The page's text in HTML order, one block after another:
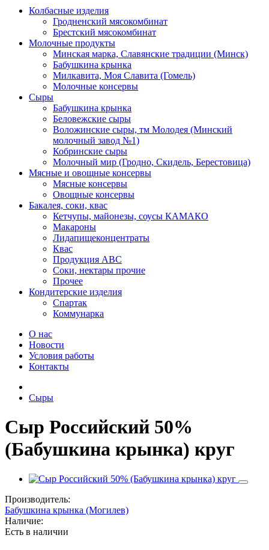
Колбасные изделия
Гродненский мясокомбинат
Брестский мясокомбинат
Молочные продукты
Минская марка, Славянские традиции (Минск)
Бабушкина крынка
Милкавита, Моя Славита (Гомель)
Молочные консервы
Сыры
Бабушкина крынка
Беловежские сыры
Воложинские сыры, тм Молодея (Минский
молочный завод №1)
Кобринские сыры
Молочный мир (Гродно, Скидель, Берестовица)
Мясные и овощные консервы
Мясные консервы
Овощные консервы
Бакалея, соки, квас
Кетчупы, майонезы, соусы КАМАКО
Макароны
Лидапищеконцентраты
Квас
Продукция АВС
Соки, нектары прочие
Прочее
Кондитерские изделия
Спартак
Коммунарка
О нас
Новости
Условия работы
Контакты
Сыры
Сыр Российский 50%
(Бабушкина крынка) круг
Производитель:
Бабушкина крынка (Могилев)
Наличие:
Есть в наличии